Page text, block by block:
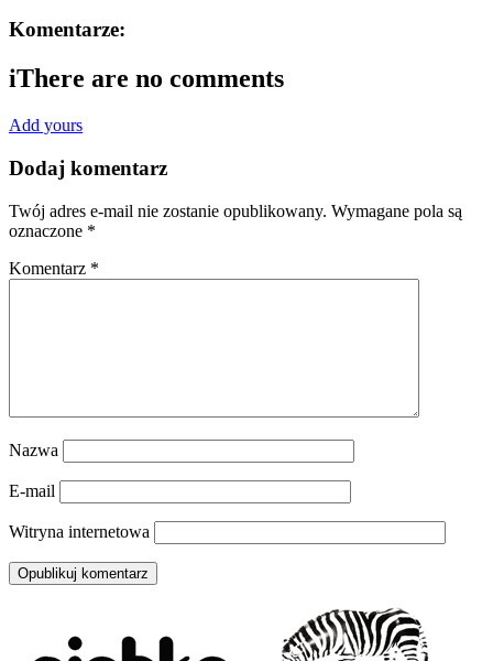
Komentarze:
iThere are no comments
Add yours
Dodaj komentarz
Twój adres e-mail nie zostanie opublikowany. Wymagane pola są
oznaczone *
Komentarz *
Nazwa
E-mail
Witryna internetowa